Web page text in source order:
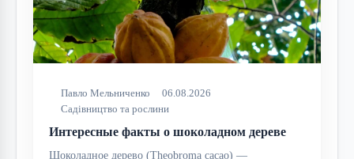
Павло Мельниченко
06.08.2026
Садівництво та рослини
Интересные факты о шоколадном дереве
Шоколадное дерево (Theobroma cacao) —